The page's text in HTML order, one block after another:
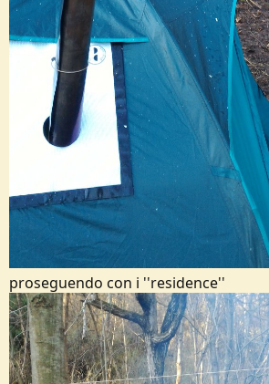
proseguendo con i ''residence''